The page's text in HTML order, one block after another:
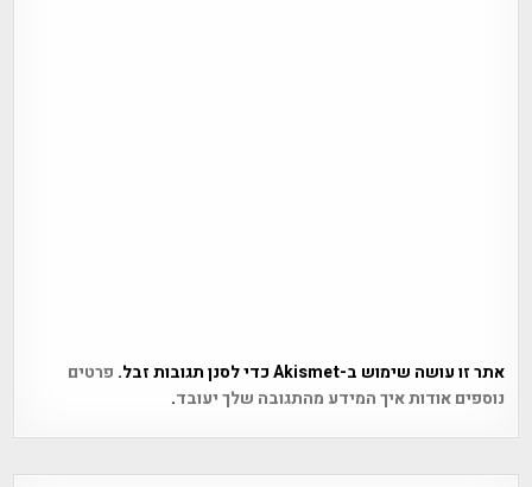
אתר זו עושה שימוש ב-Akismet כדי לסנן תגובות זבל.
פרטים
נוספים אודות איך המידע מהתגובה שלך יעובד.